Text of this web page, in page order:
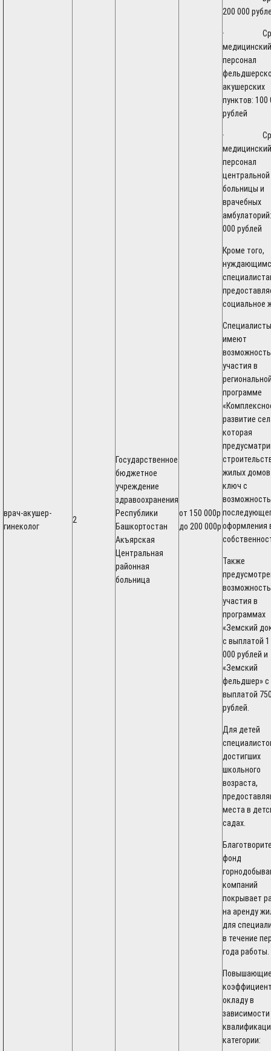
врач-акушер-
гинеколог
2
Государственное
бюджетное
учреждение
здравоохранения
Республики
Башкортостан
Акъярская
Центральная
районная
больница
от 150 000р
до 200 000р
200 000
·
медицинский
персонал
акушерских
пунктов: 100
рублей
·
медицинский
персонал
центральной
больницы и
врачебных
000 рублей
Кроме того,
социальное
Специалисты
имеют
возможность
участия в
программе
развитие
которая
жилых
ключ с
оформления
Также
возможность
участия в
программах
«Земский
с выплатой
000 рублей и
«Земский
фельдшер» с
выплатой
рублей.
Для детей
достигших
школьного
возраста,
места в
садах.
фонд
компаний
покрывает
на аренду
для
в течение
года работы.
окладу в
категории: